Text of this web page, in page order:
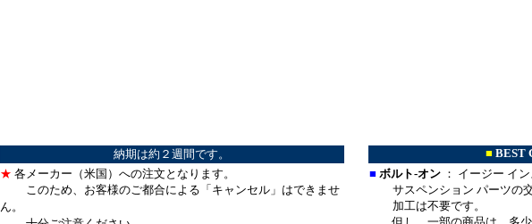
納期は約２週間です。 ■ BEST
★ 各メーカー（米国）への注文となります。
このため、お客様のご都合による「キャンセル」はできませ
ん。
■ ボルト-オン： イージー イ
サスペンション パーツの交
加工は不要です。